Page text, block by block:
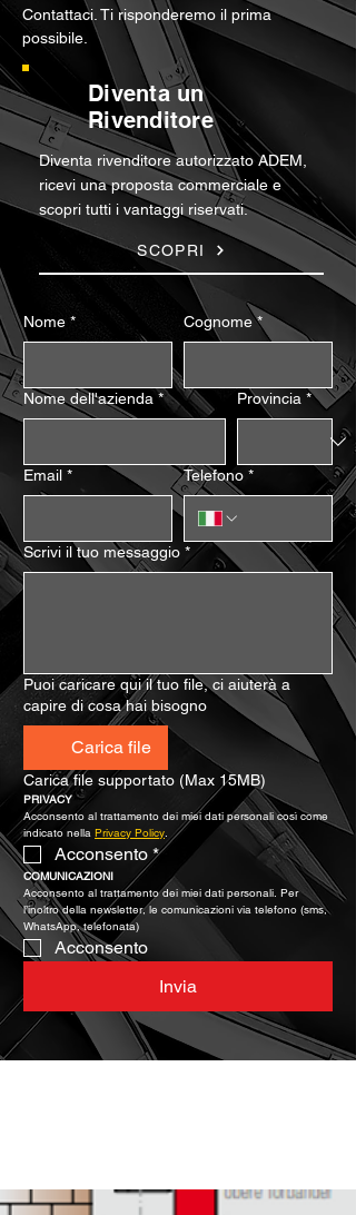
Contattaci. Ti risponderemo il prima
possibile.
Diventa un
Rivenditore
Diventa rivenditore autorizzato ADEM,
ricevi una proposta commerciale e
scopri tutti i vantaggi riservati.
SCOPRI
Nome * Cognome *
Nome dell'azienda * Provincia *
Email * Telefono *
Scrivi il tuo messaggio *
Puoi caricare qui il tuo file, ci aiuterà a
capire di cosa hai bisogno
Carica file
Carica file supportato (Max 15MB)
PRIVACY
Acconsento al trattamento dei miei dati personali così come
indicato nella Privacy Policy.
Acconsento *
COMUNICAZIONI
Acconsento al trattamento dei miei dati personali. Per
l’inoltro della newsletter, le comunicazioni via telefono (sms,
WhatsApp, telefonata)
Acconsento
Invia